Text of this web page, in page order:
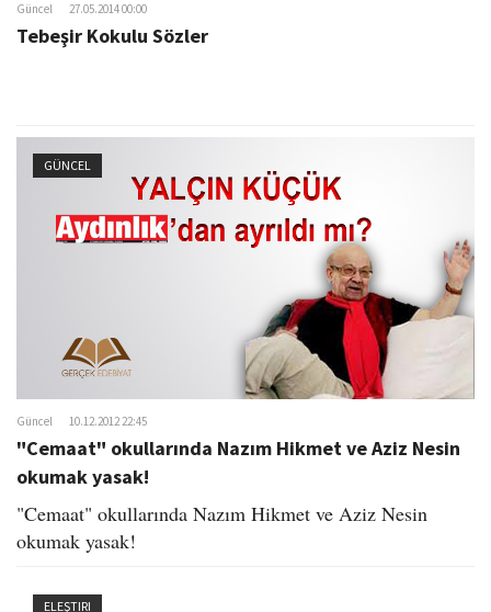
Güncel 27.05.2014 00:00
Tebeşir Kokulu Sözler
GÜNCEL
Güncel 10.12.2012 22:45
"Cemaat" okullarında Nazım Hikmet ve Aziz Nesin
okumak yasak!
"Cemaat" okullarında Nazım Hikmet ve Aziz Nesin
okumak yasak!
ELEŞTIRI